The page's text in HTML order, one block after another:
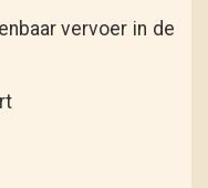
vervoer in de